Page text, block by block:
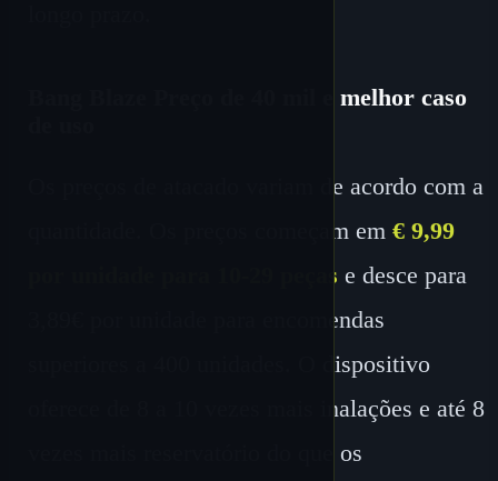
Bang Blaze Preço de 40 mil e melhor caso
Os preços de atacado variam de acordo com a
quantidade. Os preços começam em € 9,99
por unidade para 10-29 peças e desce para
3,89€ por unidade para encomendas
superiores a 400 unidades. O dispositivo
oferece de 8 a 10 vezes mais inalações e até 8
vezes mais reservatório do que os